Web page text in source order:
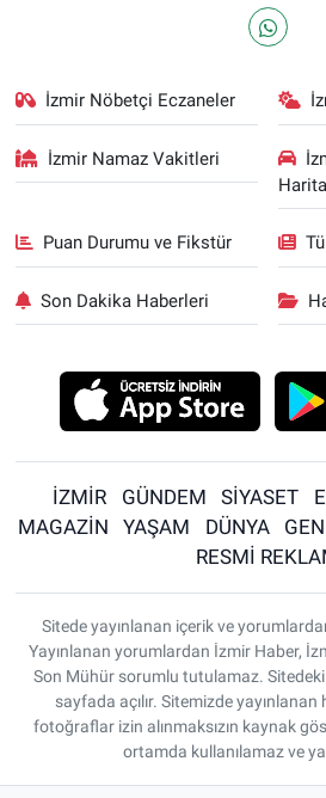
İzmir Nöbetçi Eczaneler
İzmir Namaz Vakitleri
Puan Durumu ve Fikstür
Son Dakika Haberleri
İZMİR GÜNDEM SİYASET
MAGAZİN
YAŞAM DÜNYA
RESMİ
Sitede yayınlanan içerik ve
Yayınlanan yorumlardan İzmir Haber,
Son Mühür sorumlu tutulamaz.
sayfada açılır. Sitemizde yayınlanan
fotoğraflar izin alınmaksızın kaynak
ortamda kullanılamaz ve